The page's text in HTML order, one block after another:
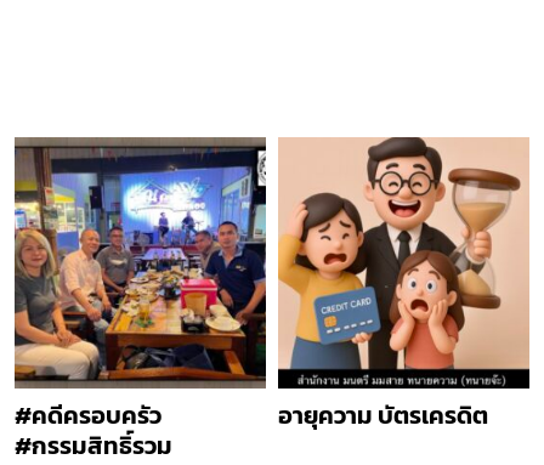
#คดีครอบครัว
#กรรมสิทธิ์รวม
อายุความ บัตรเครดิต